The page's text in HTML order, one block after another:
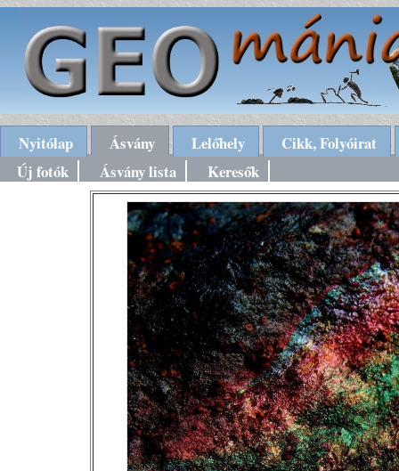
Nyitólap Ásvány Lelőhely
Cikk, Folyóirat
Új fotók
Ásvány lista Keresők